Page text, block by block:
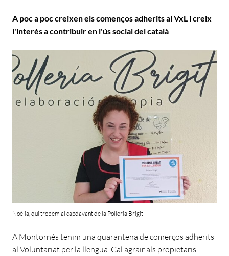
A poc a poc creixen els començos adherits al VxL i creix
l'interès a contribuir en l'ús social del català
Noèlia, qui trobem al capdavant de la Polleria Brigit
A Montornès tenim una quarantena de comerços adherits
al Voluntariat per la llengua. Cal agrair als propietaris